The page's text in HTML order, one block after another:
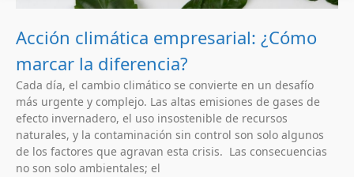
Acción climática empresarial: ¿Cómo
marcar la diferencia?
Cada día, el cambio climático se convierte en un desafío
más urgente y complejo. Las altas emisiones de gases de
efecto invernadero, el uso insostenible de recursos
naturales, y la contaminación sin control son solo algunos
de los factores que agravan esta crisis. Las consecuencias
no son solo ambientales; el